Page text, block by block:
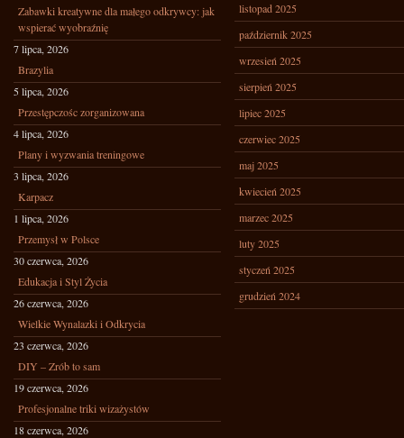
Zabawki kreatywne dla małego odkrywcy: jak
wspierać wyobraźnię
7 lipca, 2026
Brazylia
5 lipca, 2026
Przestępczośc zorganizowana
4 lipca, 2026
Plany i wyzwania treningowe
3 lipca, 2026
Karpacz
1 lipca, 2026
Przemysł w Polsce
30 czerwca, 2026
Edukacja i Styl Życia
26 czerwca, 2026
Wielkie Wynalazki i Odkrycia
23 czerwca, 2026
DIY – Zrób to sam
19 czerwca, 2026
Profesjonalne triki wizażystów
18 czerwca, 2026
listopad 2025
październik 2025
wrzesień 2025
sierpień 2025
lipiec 2025
czerwiec 2025
maj 2025
kwiecień 2025
marzec 2025
luty 2025
styczeń 2025
grudzień 2024